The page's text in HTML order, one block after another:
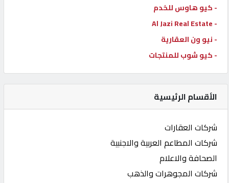
- كيو هاوس للخدم
- Al Jazi Real Estate
- نيو ون العقارية
- كيو شوب للمنتجات
الأقسام الرئيسية
شركات العقارات
شركات المطاعم العربية والاجنبية
الصحافة والاعلام
شركات المجوهرات والذهب